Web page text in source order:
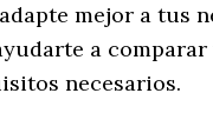
mejor a tus
a
necesarios.